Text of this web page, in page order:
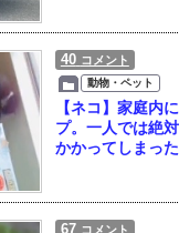
40 コメント
動物・ペット
【ネコ】家庭内
プ。一人では絶
かかってしまっ
67 コメント